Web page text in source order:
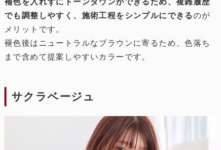
でも調整しやすく、施術工程をシンプルにできるのが
メリットです。
褪色後はニュートラルなブラウンに寄るため、色落ち
まで含めて提案しやすいカラーです。
サクラベージュ